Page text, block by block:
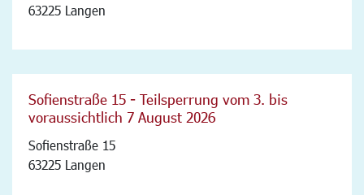
63225 Langen
Sofienstraße 15 - Teilsperrung vom 3. bis
voraussichtlich 7 August 2026
Sofienstraße 15
63225 Langen